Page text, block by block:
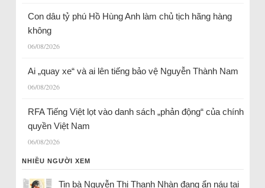
Con dâu tỷ phú Hồ Hùng Anh làm chủ tịch hãng hàng
không
06/08/2026
Ai „quay xe“ và ai lên tiếng bảo vệ Nguyễn Thành Nam
06/08/2026
RFA Tiếng Việt lọt vào danh sách „phản động“ của chính
quyền Việt Nam
06/08/2026
NHIỀU NGƯỜI XEM
Tin bà Nguyễn Thị Thanh Nhàn đang ẩn náu tại